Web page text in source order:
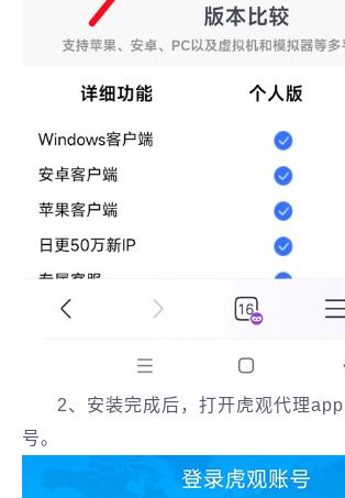
2、安装完成后，打开虎观代理
号。